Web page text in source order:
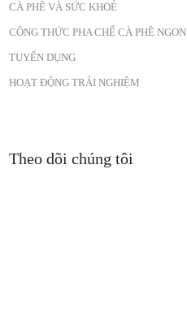
CÀ PHÊ VÀ SỨC KHOẺ
CÔNG THỨC PHA CHẾ CÀ PHÊ NGON
TUYỂN DỤNG
HOẠT ĐỘNG TRẢI NGHIỆM
Theo dõi chúng tôi